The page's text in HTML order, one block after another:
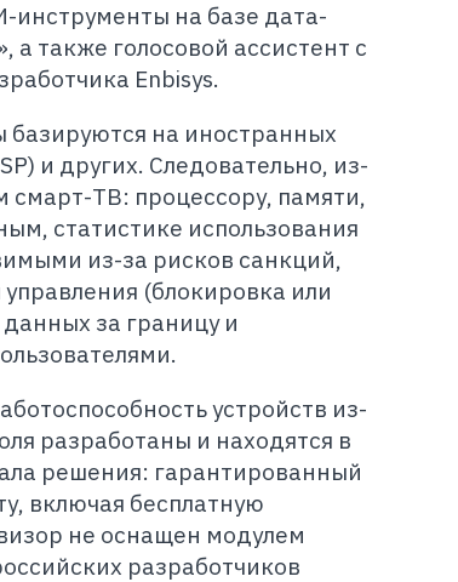
на базе дата-
также голосовой ассистент с
Enbisys.
базируются на иностранных
и других. Следовательно, из-
смарт-ТВ: процессору, памяти,
статистике использования
из-за рисков санкций,
(блокировка или
за границу и
устройств из-
разработаны и находятся в
решения: гарантированный
включая бесплатную
не оснащен модулем
разработчиков